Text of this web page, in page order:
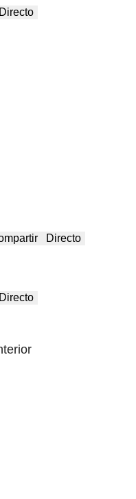
Directo
Directo
Directo